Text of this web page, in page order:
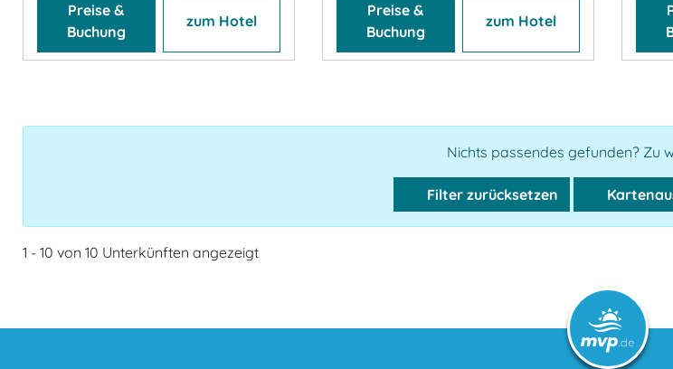
Preise &
Buchung
zum Hotel
Preise &
Buchung
zum Hotel
Nichts passendes gefunden? Zu
Filter zurücksetzen
1 - 10 von 10 Unterkünften angezeigt